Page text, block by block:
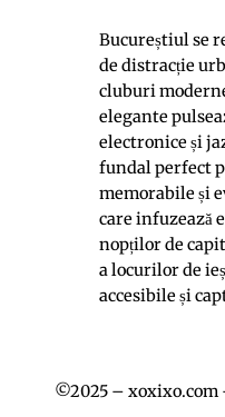
Bucureștiul se
de distracție
cluburi
elegante
electronice și
fundal perfect
memorabile și
care infuzează
nopților de
a locurilor de
accesibile și
©2025 – xoxixo.com